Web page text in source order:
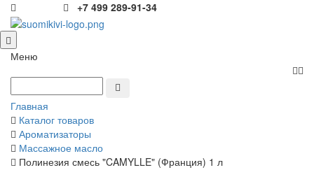
+7 499 289-91-34
Меню
Главная
Каталог товаров
Ароматизаторы
Массажное масло
Полинезия смесь "CAMYLLE" (Франция) 1 л